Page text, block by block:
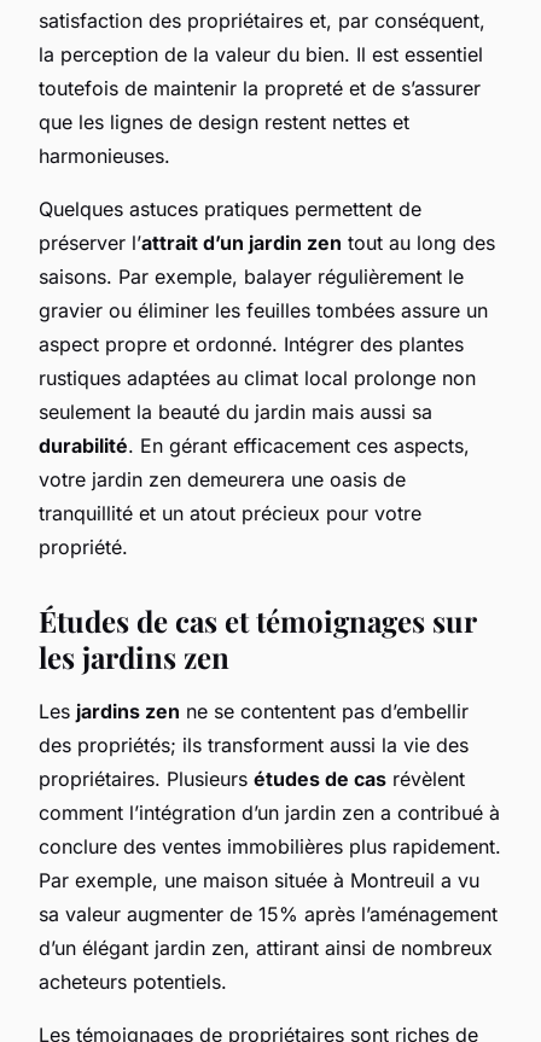
satisfaction des propriétaires et, par conséquent,
la perception de la valeur du bien. Il est essentiel
toutefois de maintenir la propreté et de s’assurer
que les lignes de design restent nettes et
harmonieuses.
Quelques astuces pratiques permettent de
préserver l’attrait d’un jardin zen tout au long des
saisons. Par exemple, balayer régulièrement le
gravier ou éliminer les feuilles tombées assure un
aspect propre et ordonné. Intégrer des plantes
rustiques adaptées au climat local prolonge non
seulement la beauté du jardin mais aussi sa
durabilité. En gérant efficacement ces aspects,
votre jardin zen demeurera une oasis de
tranquillité et un atout précieux pour votre
propriété.
Études de cas et témoignages sur
les jardins zen
Les jardins zen ne se contentent pas d’embellir
des propriétés; ils transforment aussi la vie des
propriétaires. Plusieurs études de cas révèlent
comment l’intégration d’un jardin zen a contribué à
conclure des ventes immobilières plus rapidement.
Par exemple, une maison située à Montreuil a vu
sa valeur augmenter de 15% après l’aménagement
d’un élégant jardin zen, attirant ainsi de nombreux
acheteurs potentiels.
Les témoignages de propriétaires sont riches de